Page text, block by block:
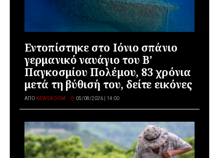
Εντοπίστηκε στο Ιόνιο σπάνιο
γερμανικό ναυάγιο του Β’
Παγκοσμίου Πολέμου, 83 χρόνια
μετά τη βύθισή του, δείτε εικόνες
ΑΠΌ NEWSROOM 05/08/2026 | 14:00